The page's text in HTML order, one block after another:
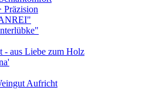
- aus Liebe zum Holz
Aufricht